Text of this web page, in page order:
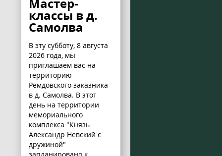
классы в д.
Самолва
В эту субботу, 8 августа
2026 года, мы
приглашаем вас на
территорию
Ремдовского заказника
в д. Самолва. В этот
день на территории
мемориального
комплекса "Князь
Александр Невский с
дружиной"